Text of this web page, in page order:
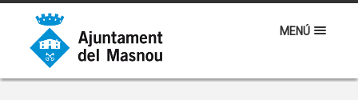
MENÚ